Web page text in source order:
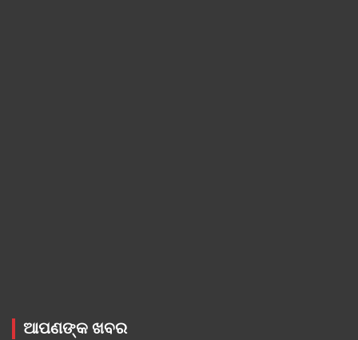
ଆପଣଙ୍କ ଖବର